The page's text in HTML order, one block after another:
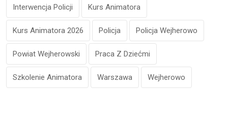
Interwencja Policji Kurs Animatora
Kurs Animatora 2026 Policja Policja Wejherowo
Powiat Wejherowski Praca Z Dziećmi
Szkolenie Animatora Warszawa Wejherowo